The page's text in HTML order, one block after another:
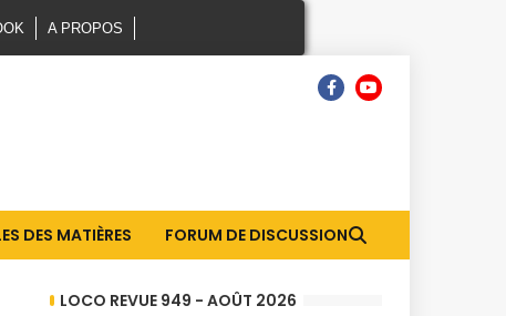
A PROPOS
DES MATIÈRES FORUM DE DISCUSSION
LOCO REVUE 949 - AOÛT 2026